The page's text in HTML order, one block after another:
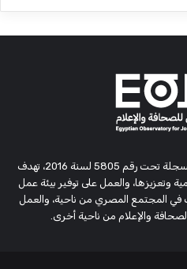
مؤسسة بحثية وحقوقية مستقلة، مسجلة تحت رقم 5805 لسنة 2016، تهدف
وتعزيزها، والعمل على توفير بيئة عمل
المجتمع المصري من ناحية، والعمل
والإعلام من ناحية أخرى.